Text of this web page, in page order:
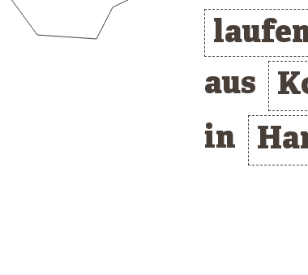
aus
in